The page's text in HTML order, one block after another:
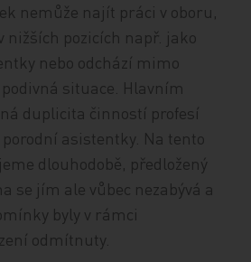
nemůže najít práci v oboru,
nižších pozicích např. jako
nebo odchází mimo
situace. Hlavním
duplicita činností profesí
porodní asistentky. Na tento
dlouhodobě, předložený
se jím ale vůbec nezabývá a
byly v rámci
odmítnuty.